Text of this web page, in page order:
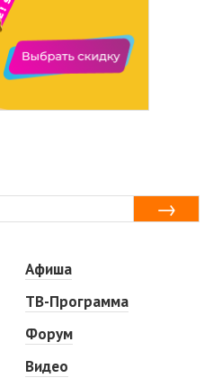
Афиша
ТВ-Программа
Форум
Видео